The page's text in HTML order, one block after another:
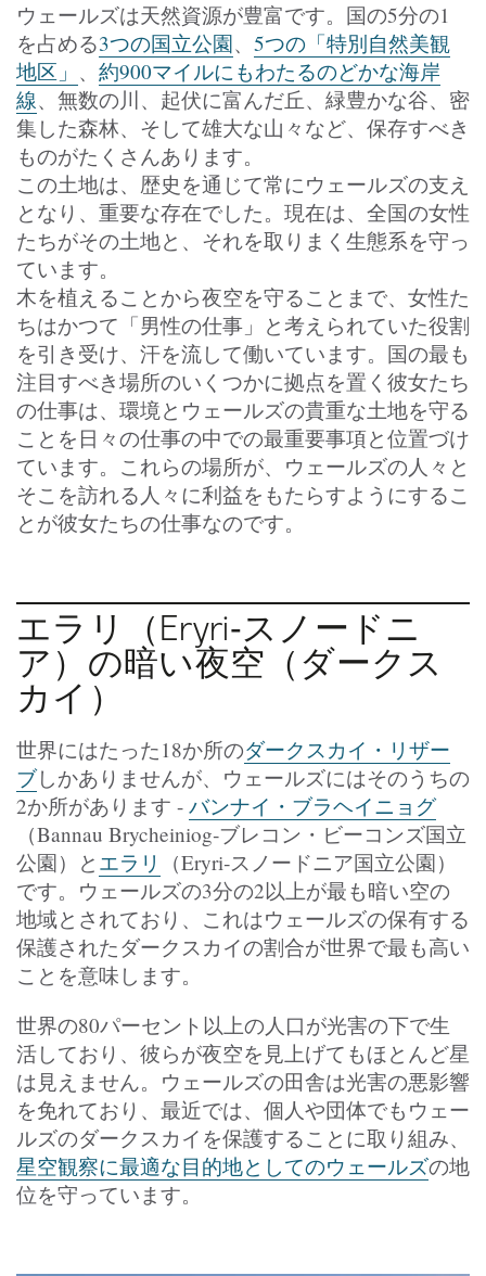
ウェールズは天然資源が豊富です。国の5分の1
を占める3つの国立公園、 5つの「特別自然美観
地区」 、 約900マイルにもわたるのどかな海岸
線、無数の川、起伏に富んだ丘、緑豊かな谷、密
集した森林、そして雄大な山々など、保存すべき
ものがたくさんあります。
この土地は、歴史を通じて常にウェールズの支え
となり、重要な存在でした。現在は、全国の女性
たちがその土地と、それを取りまく生態系を守っ
ています。
木を植えることから夜空を守ることまで、女性た
ちはかつて「男性の仕事」と考えられていた役割
を引き受け、汗を流して働いています。国の最も
注目すべき場所のいくつかに拠点を置く彼女たち
の仕事は、環境とウェールズの貴重な土地を守る
ことを日々の仕事の中での最重要事項と位置づけ
ています。これらの場所が、ウェールズの人々と
そこを訪れる人々に利益をもたらすようにするこ
とが彼女たちの仕事なのです。
エラリ（Eryri‐スノードニ
ア）の暗い夜空（ダークス
カイ）
世界にはたった18か所のダークスカイ・リザー
ブしかありませんが、ウェールズにはそのうちの
2か所があります - バンナイ・ブラヘイニョグ
（Bannau Brycheiniog‐ブレコン・ビーコンズ国立
公園）と エラリ
（Eryri‐スノードニア国立公園）
です。ウェールズの3分の2以上が最も暗い空の
地域とされており、これはウェールズの保有する
保護されたダークスカイの割合が世界で最も高い
ことを意味します。
世界の80パーセント以上の人口が光害の下で生
活しており、彼らが夜空を見上げてもほとんど星
は見えません。ウェールズの田舎は光害の悪影響
を免れており、最近では、個人や団体でもウェー
ルズのダークスカイを保護することに取り組み、
星空観察に最適な目的地としてのウェールズの地
位を守っています。